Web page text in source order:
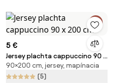
5 €
Jersey plachta cappuccino 90 x
200 cm
90×200 cm, jersey, mapínacia
(5)